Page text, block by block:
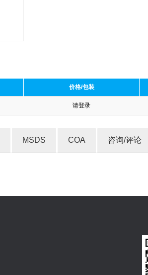
价格/包装
请登录
MSDS COA 咨询/评论